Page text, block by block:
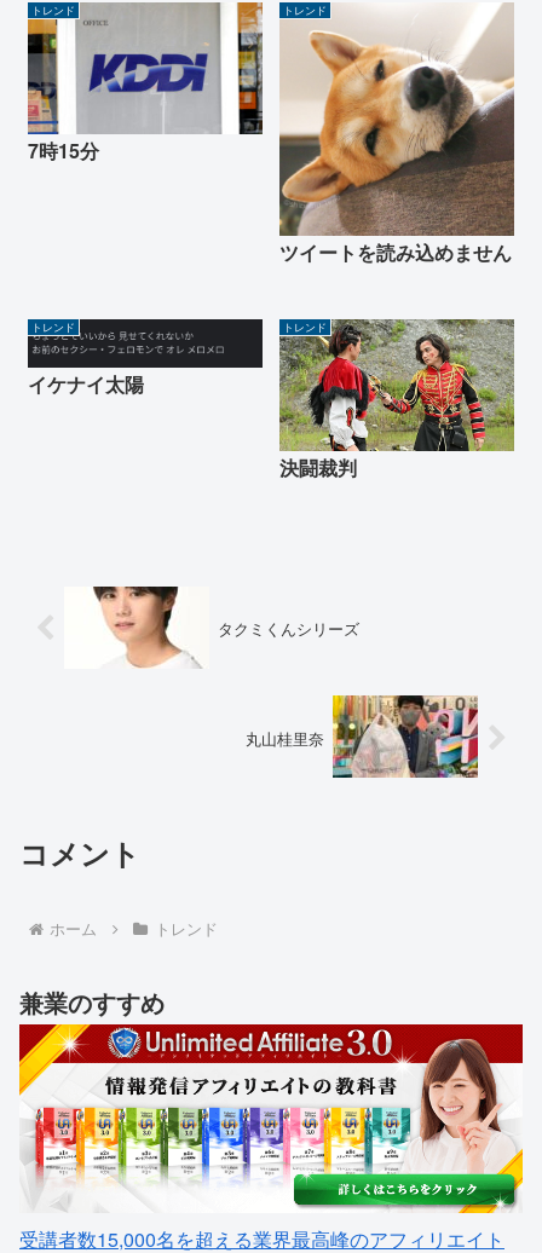
トレンド
7時15分
トレンド
ツイートを読み込めません
トレンド
イケナイ太陽
トレンド
決闘裁判
タクミくんシリーズ
丸山桂里奈
コメント
ホーム トレンド
兼業のすすめ
受講者数15,000名を超える業界最高峰のアフィリエイト